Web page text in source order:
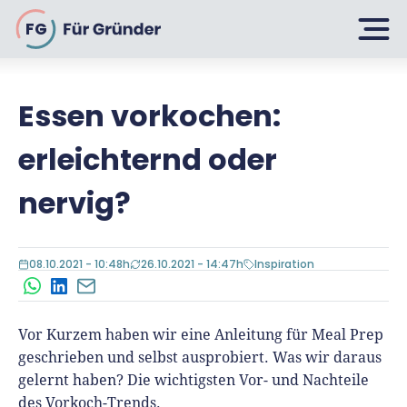
FG
Planen
Selbstständig machen
Bin ich ein Gründer?
Geschäftsmodell entwickeln
Businessplan schreiben
Businessplan-Vorlage & Muster
Gründen
Firma gründen: 10 Tipps
UG gründen
GmbH gründen
Wachsen
6 Tipps zum Start
Finanzieren
Essen vorkochen:
erleichternd oder
nervig?
08.10.2021 - 10:48h 26.10.2021 - 14:47h Inspiration
WhatsApp
LinkedIn
E-Mail
Vor Kurzem haben wir eine Anleitung für Meal Prep
geschrieben und selbst ausprobiert. Was wir daraus
gelernt haben? Die wichtigsten Vor- und Nachteile
des Vorkoch-Trends.